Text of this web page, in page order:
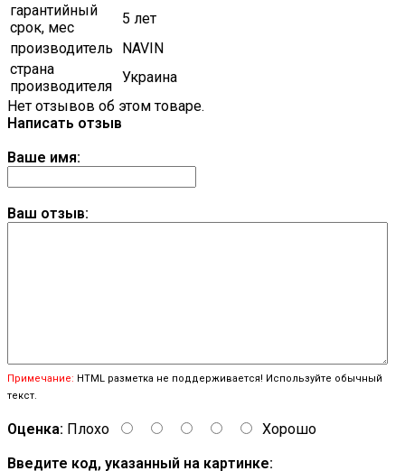
гарантийный
срок, мес
5 лет
производитель
NAVIN
страна
производителя
Украина
Нет отзывов об этом товаре.
Написать отзыв
Ваше имя:
Ваш отзыв:
Примечание: HTML разметка не поддерживается! Используйте обычный
текст.
Оценка: Плохо
Хорошо
Введите код, указанный на картинке: